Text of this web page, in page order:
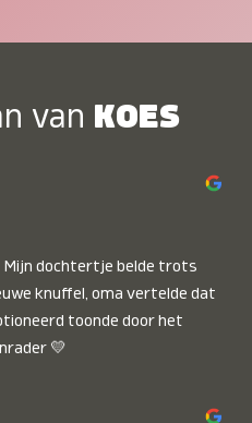
van KOES
dochtertje belde trots
knuffel, oma vertelde dat
toonde door het
💛